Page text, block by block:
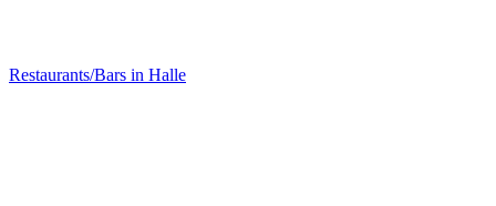
Restaurants/Bars in Halle